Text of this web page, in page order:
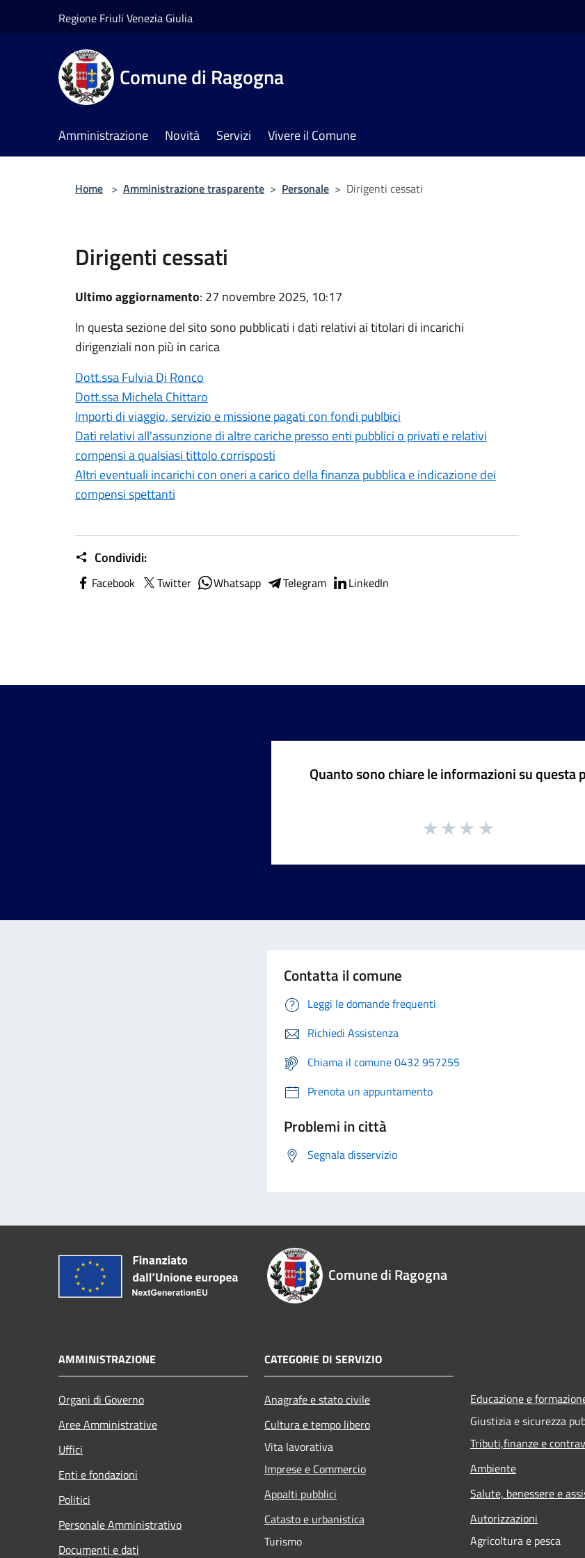
Regione Friuli Venezia Giulia
Comune di Ragogna
Amministrazione Novità Servizi Vivere il Comune
Home > Amministrazione trasparente > Personale > Dirigenti cessati
Dirigenti cessati
Ultimo aggiornamento: 27 novembre 2025, 10:17
In questa sezione del sito sono pubblicati i dati relativi ai titolari di incarichi
dirigenziali non più in carica
Dott.ssa Fulvia Di Ronco
Dott.ssa Michela Chittaro
Importi di viaggio, servizio e missione pagati con fondi publbici
Dati relativi all'assunzione di altre cariche presso enti pubblici o privati e relativi
compensi a qualsiasi tittolo corrisposti
Altri eventuali incarichi con oneri a carico della finanza pubblica e indicazione dei
compensi spettanti
Condividi:
Facebook Twitter Whatsapp Telegram LinkedIn
Quanto sono chiare le informazioni su questa
Contatta il comune
Leggi le domande frequenti
Richiedi Assistenza
Chiama il comune 0432 957255
Prenota un appuntamento
Problemi in città
Segnala disservizio
Comune di Ragogna
AMMINISTRAZIONE
Organi di Governo
Aree Amministrative
Uffici
Enti e fondazioni
Politici
Personale Amministrativo
Documenti e dati
CATEGORIE DI SERVIZIO
Anagrafe e stato civile
Cultura e tempo libero
Vita lavorativa
Imprese e Commercio
Appalti pubblici
Catasto e urbanistica
Turismo
Educazione e
Giustizia e sicurezza
Tributi,finanze e
Ambiente
Salute, benessere e
Autorizzazioni
Agricoltura e pesca